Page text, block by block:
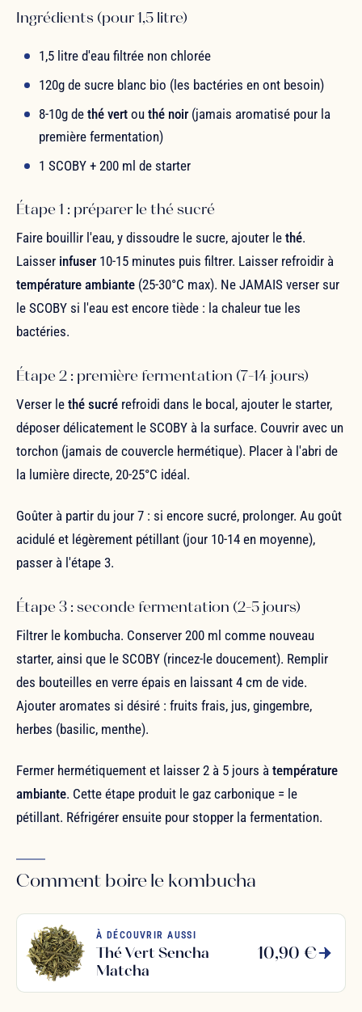
Ingrédients (pour 1,5 litre)
1,5 litre d'eau filtrée non chlorée
120g de sucre blanc bio (les bactéries en ont besoin)
8-10g de thé vert ou thé noir (jamais aromatisé pour la
première fermentation)
1 SCOBY + 200 ml de starter
Étape 1 : préparer le thé sucré
Faire bouillir l'eau, y dissoudre le sucre, ajouter le thé.
Laisser infuser 10-15 minutes puis filtrer. Laisser refroidir à
température ambiante (25-30°C max). Ne JAMAIS verser sur
le SCOBY si l'eau est encore tiède : la chaleur tue les
bactéries.
Étape 2 : première fermentation (7-14 jours)
Verser le thé sucré refroidi dans le bocal, ajouter le starter,
déposer délicatement le SCOBY à la surface. Couvrir avec un
torchon (jamais de couvercle hermétique). Placer à l'abri de
la lumière directe, 20-25°C idéal.
Goûter à partir du jour 7 : si encore sucré, prolonger. Au goût
acidulé et légèrement pétillant (jour 10-14 en moyenne),
passer à l'étape 3.
Étape 3 : seconde fermentation (2-5 jours)
Filtrer le kombucha. Conserver 200 ml comme nouveau
starter, ainsi que le SCOBY (rincez-le doucement). Remplir
des bouteilles en verre épais en laissant 4 cm de vide.
Ajouter aromates si désiré : fruits frais, jus, gingembre,
herbes (basilic, menthe).
Fermer hermétiquement et laisser 2 à 5 jours à température
ambiante. Cette étape produit le gaz carbonique = le
pétillant. Réfrigérer ensuite pour stopper la fermentation.
Comment boire le kombucha
À DÉCOUVRIR AUSSI
Thé Vert Sencha
Matcha
10,90 €